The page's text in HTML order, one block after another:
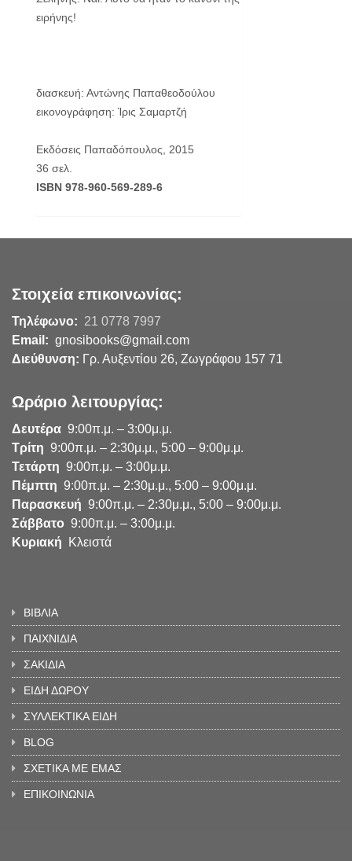
ειρήνης!
διασκευή: Αντώνης Παπαθεοδούλου
εικονογράφηση: Ίρις Σαμαρτζή
Εκδόσεις Παπαδόπουλος, 2015
36 σελ.
ISBN 978-960-569-289-6
Στοιχεία επικοινωνίας:
Τηλέφωνο: 21 0778 7997
Email: gnosibooks@gmail.com
Διεύθυνση: Γρ. Αυξεντίου 26, Ζωγράφου 157 71
Ωράριο λειτουργίας:
Δευτέρα 9:00π.μ. – 3:00μ.μ.
Τρίτη 9:00π.μ. – 2:30μ.μ., 5:00 – 9:00μ.μ.
Τετάρτη 9:00π.μ. – 3:00μ.μ.
Πέμπτη 9:00π.μ. – 2:30μ.μ., 5:00 – 9:00μ.μ.
Παρασκευή 9:00π.μ. – 2:30μ.μ., 5:00 – 9:00μ.μ.
Σάββατο 9:00π.μ. – 3:00μ.μ.
Κυριακή Κλειστά
ΒΙΒΛΙΑ
ΠΑΙΧΝΙΔΙΑ
ΣΑΚΙΔΙΑ
ΕΙΔΗ ΔΩΡΟΥ
ΣΥΛΛΕΚΤΙΚΑ ΕΙΔΗ
BLOG
ΣΧΕΤΙΚΑ ΜΕ ΕΜΑΣ
ΕΠΙΚΟΙΝΩΝΙΑ